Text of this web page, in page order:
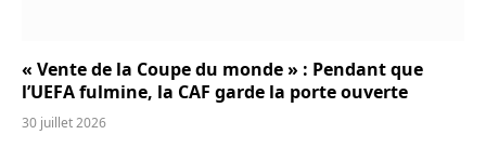
« Vente de la Coupe du monde » : Pendant que
l’UEFA fulmine, la CAF garde la porte ouverte
30 juillet 2026